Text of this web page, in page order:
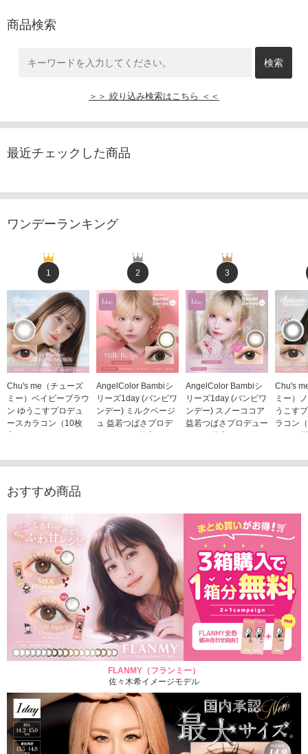
商品検索
＞＞ 絞り込み検索はこちら ＜＜
最近チェックした商品
ワンデーランキング
1
Chu's me（チューズ
ミー）ベイビーブラウ
ン ゆうこすプロデュ
ースカラコン（10枚
入り）
2
AngelColor Bambiシ
リーズ1day (バンビワ
ンデー) ミルクベージ
ュ 益若つばさプロデ
ュース（10枚入り）
3
AngelColor Bambiシ
リーズ1day (バンビワ
ンデー) スノーココア
益若つばさプロデュー
ス（10枚入り）
Chu's
ミー）
うこす
ラコン
おすすめ商品
FLANMY（フランミー）
佐々木希イメージモデル